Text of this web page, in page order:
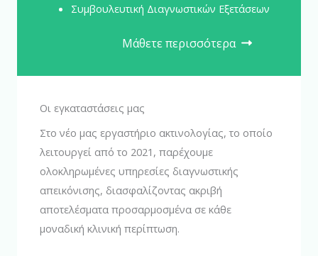
Συμβουλευτική Διαγνωστικών Εξετάσεων
Μάθετε περισσότερα
Οι εγκαταστάσεις μας
Στο νέο μας εργαστήριο ακτινολογίας, το οποίο
λειτουργεί από το 2021, παρέχουμε
ολοκληρωμένες υπηρεσίες διαγνωστικής
απεικόνισης, διασφαλίζοντας ακριβή
αποτελέσματα προσαρμοσμένα σε κάθε
μοναδική κλινική περίπτωση.